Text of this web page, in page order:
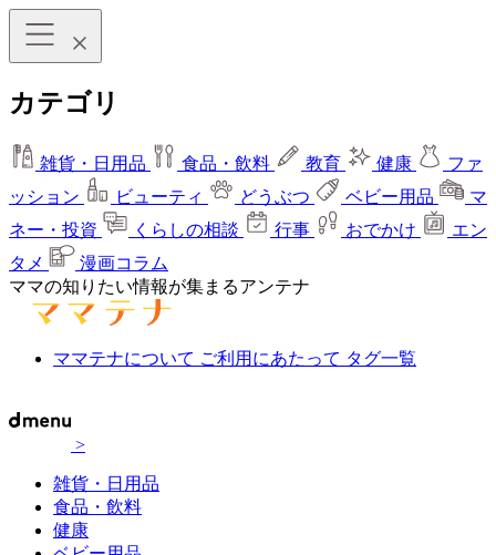
カテゴリ
雑貨・日用品 食品・飲料 教育 健康
ファ
ッション
ビューティ どうぶつ ベビー用品
マ
ネー・投資
くらしの相談 行事 おでかけ
エン
タメ
漫画コラム
ママの知りたい情報が集まるアンテナ
ママテナについて ご利用にあたって タグ一覧
>
雑貨・日用品
食品・飲料
健康